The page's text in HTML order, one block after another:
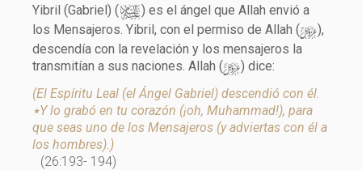
Yibril (Gabriel) (a) es el ángel que Allah envió a
los Mensajeros. Yibril, con el permiso de Allah (y),
descendía con la revelación y los mensajeros la
transmitían a sus naciones. Allah (y) dice:
(El Espíritu Leal (el Ángel Gabriel) descendió con él.
٭Y lo grabó en tu corazón (¡oh, Muhammad!), para
que seas uno de los Mensajeros (y adviertas con él a
los hombres).)
(26:193- 194)